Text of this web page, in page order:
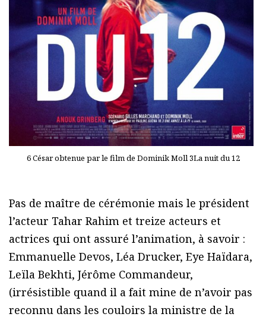
6 César obtenue par le film de Dominik Moll 3La nuit du 12
Pas de maître de cérémonie mais le président
l’acteur Tahar Rahim et treize acteurs et
actrices qui ont assuré l’animation, à savoir :
Emmanuelle Devos, Léa Drucker, Eye Haïdara,
Leïla Bekhti, Jérôme Commandeur,
(irrésistible quand il a fait mine de n’avoir pas
reconnu dans les couloirs la ministre de la